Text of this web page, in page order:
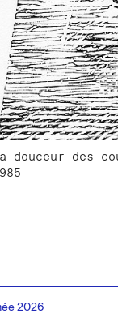
douceur des
2026